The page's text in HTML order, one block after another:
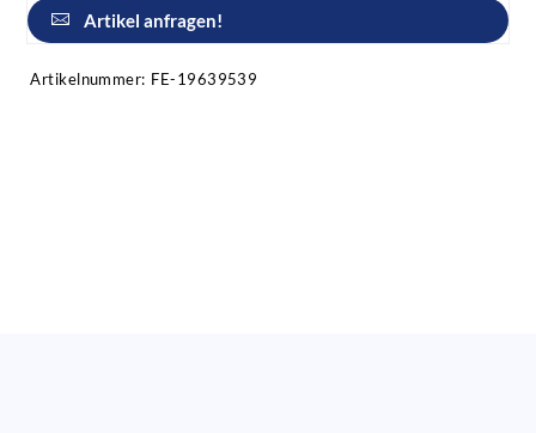
Artikel anfragen!
Artikelnummer: FE-19639539